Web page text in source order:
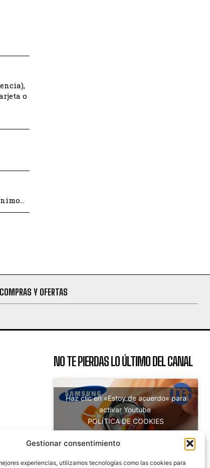
Gestionar consentimiento
experiencias, utilizamos tecnologías como las cookies para
o
COMPRAS Y OFERTAS
NO TE PIERDAS LO ÚLTIMO DEL CANAL
Haz clic en «Estoy de acuerdo» para
activar Youtube
POLÍTICA DE COOKIES
Estoy de acuerdo